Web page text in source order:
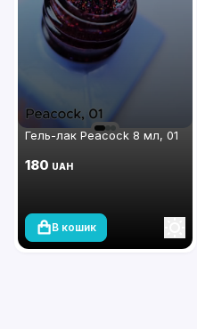
Гель-лак Peacock 8 мл, 01
180 UAH
В кошик